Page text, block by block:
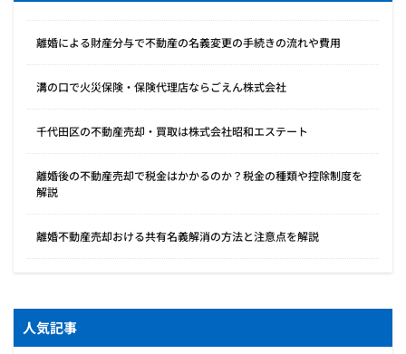
離婚による財産分与で不動産の名義変更の手続きの流れや費用
溝の口で火災保険・保険代理店ならごえん株式会社
千代田区の不動産売却・買取は株式会社昭和エステート
離婚後の不動産売却で税金はかかるのか？税金の種類や控除制度を
解説
離婚不動産売却おける共有名義解消の方法と注意点を解説
人気記事